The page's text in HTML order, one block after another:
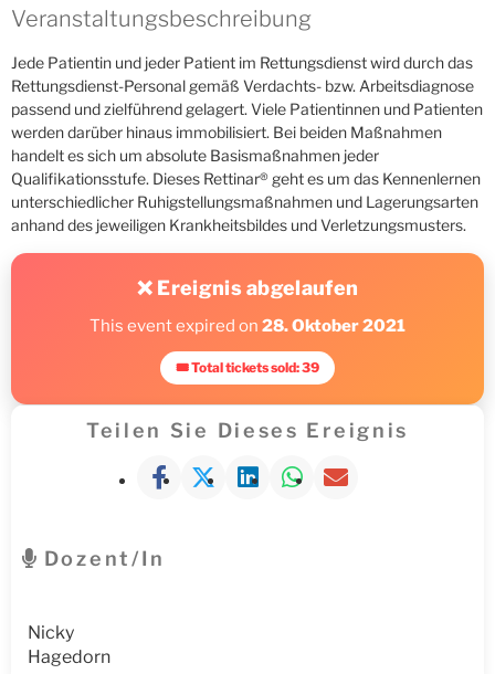
Veranstaltungsbeschreibung
Jede Patientin und jeder Patient im Rettungsdienst wird durch das
Rettungsdienst-Personal gemäß Verdachts- bzw. Arbeitsdiagnose
passend und zielführend gelagert. Viele Patientinnen und Patienten
werden darüber hinaus immobilisiert. Bei beiden Maßnahmen
handelt es sich um absolute Basismaßnahmen jeder
Qualifikationsstufe. Dieses Rettinar® geht es um das Kennenlernen
unterschiedlicher Ruhigstellungsmaßnahmen und Lagerungsarten
anhand des jeweiligen Krankheitsbildes und Verletzungsmusters.
❌ Ereignis abgelaufen
This event expired on 28. Oktober 2021
🎟 Total tickets sold: 39
Teilen Sie Dieses Ereignis
Dozent/in
Nicky
Hagedorn